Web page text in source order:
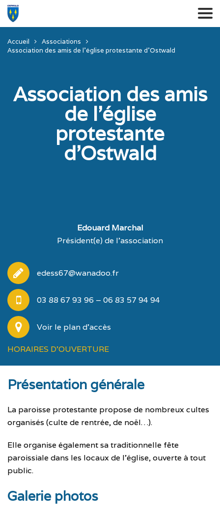
Accueil
Associations
Association des amis de l’église protestante d’Ostwald
Association des amis
de l’église
protestante
d’Ostwald
Edouard Marchal
Président(e) de l'association
edess67@wanadoo.fr
03 88 67 93 96 – 06 83 57 94 94
Voir le plan d'accès
HORAIRES D'OUVERTURE
Présentation générale
La paroisse protestante propose de nombreux cultes
organisés (culte de rentrée, de noël…).
Elle organise également sa traditionnelle fête
paroissiale dans les locaux de l’église, ouverte à tout
public.
Galerie photos